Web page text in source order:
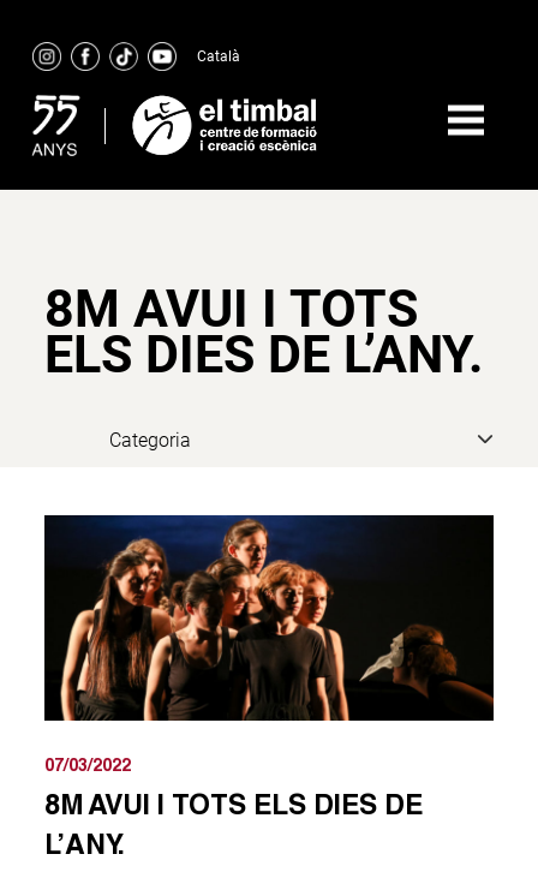
content
Català
8M AVUI I TOTS
ELS DIES DE L’ANY.
07/03/2022
8M AVUI I TOTS ELS DIES DE
L’ANY.